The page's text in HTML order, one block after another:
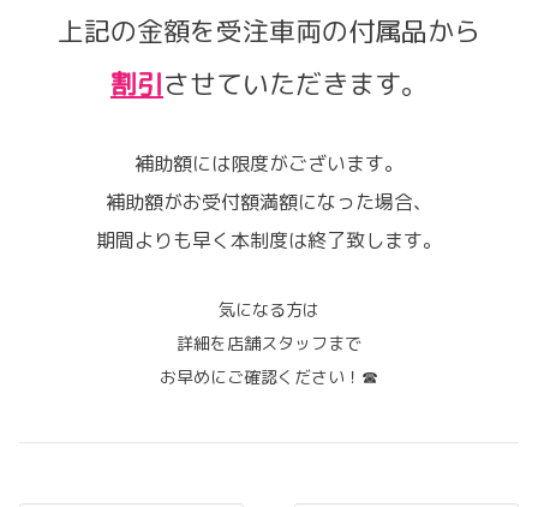
上記の金額を受注車両の付属品から
割引させていただきます。
補助額には限度がございます。
補助額がお受付額満額になった場合、
期間よりも早く本制度は終了致します。
気になる方は
詳細を店舗スタッフまで
お早めにご確認ください！☎